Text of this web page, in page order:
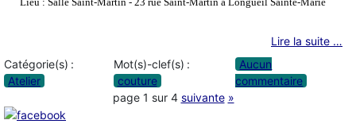
Lire la suite …
Catégorie(s) :
Atelier
Mot(s)-clef(s) :
couture
Aucun
commentaire
page 1 sur 4 suivante »